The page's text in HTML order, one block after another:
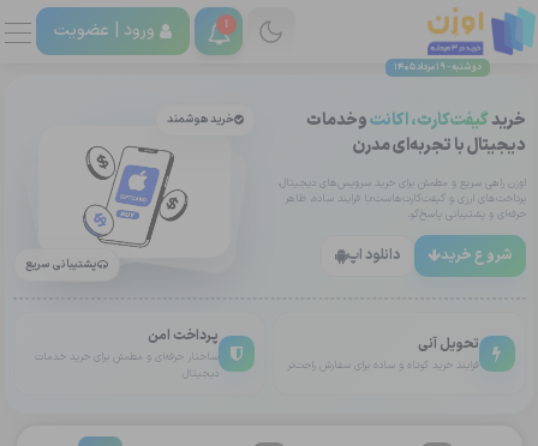
دوشنبه - 19 مرداد 1405
1 ورود | عضویت
خریدگیفت‌کارت، اکانتوخدمات
دیجیتال با تجربه‌ای مدرن
اوزن راهی سریع و مطمئن برای خرید سرویس‌های دیجیتال،
پرداخت‌های ارزی و گیفت‌کارت‌هاست؛با فرایند ساده، ظاهر
حرفه‌ای و پشتیبانی پاسخ‌گو.
شروع خرید دانلود اپ
خرید هوشمند
پشتیبانی سریع
تحویل آنی
فرایند خرید کوتاه و ساده برای سفارش راحت‌تر
پرداخت امن
ساختار حرفه‌ای و مطمئن برای خرید خدمات
دیجیتال